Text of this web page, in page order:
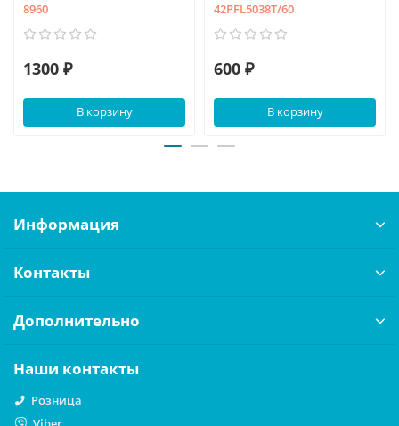
8960
1300 ₽
В корзину
42PFL5038T/60
600 ₽
В корзину
Информация
Контакты
Дополнительно
Наши контакты
Розница